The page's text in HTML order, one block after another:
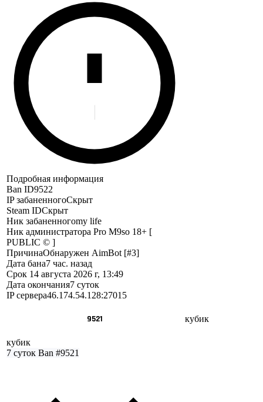
Подробная информация
Ban ID9522
IP забаненногоСкрыт
Steam IDСкрыт
Ник забаненногоmy life
Ник администратора Pro M9so 18+ [
PUBLIC © ]
ПричинаОбнаружен AimBot [#3]
Дата бана7 час. назад
Срок 14 августа 2026 г, 13:49
Дата окончания7 суток
IP сервера46.174.54.128:27015
9521 кубик
кубик
7 суток Ban #9521